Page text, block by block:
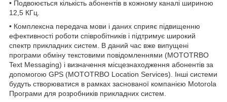
• Подвоюється кількість абонентів в кожному каналі шириною
12,5 КГц.
• Комплексна передача мови і даних сприяє підвищенню
ефективності роботи співробітників і підтримує широкий
спектр прикладних систем. В даний час вже випущені
програми обміну текстовими повідомленнями (MOTOTRBO
Text Messaging) і визначення місцезнаходження абонентів за
допомогою GPS (MOTOTRBO Location Services). Інші системи
будуть створюватися в рамках заснованої компанією Motorola
Програми для розробників прикладних систем.